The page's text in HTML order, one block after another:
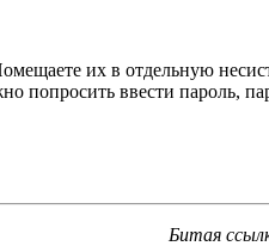
их в отдельную
попросить ввести пароль,
Битая